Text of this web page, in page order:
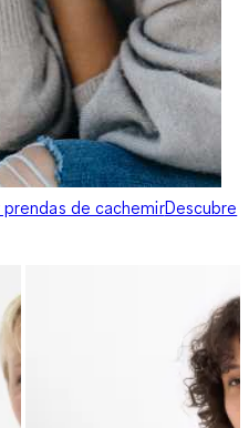
de ca­che­mirDescubre